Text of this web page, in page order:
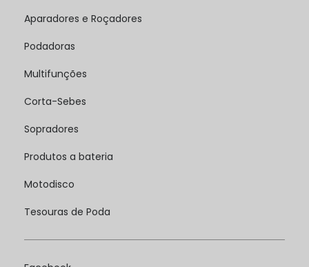
Aparadores e Roçadores
Podadoras
Multifunções
Corta-Sebes
Sopradores
Produtos a bateria
Motodisco
Tesouras de Poda